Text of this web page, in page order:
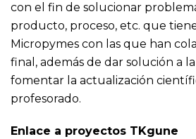
con el fin de solucionar
producto, proceso, etc. que
Micropymes con las que han
final, además de dar solución a
fomentar la actualización
profesorado.
Enlace a proyectos TKgune